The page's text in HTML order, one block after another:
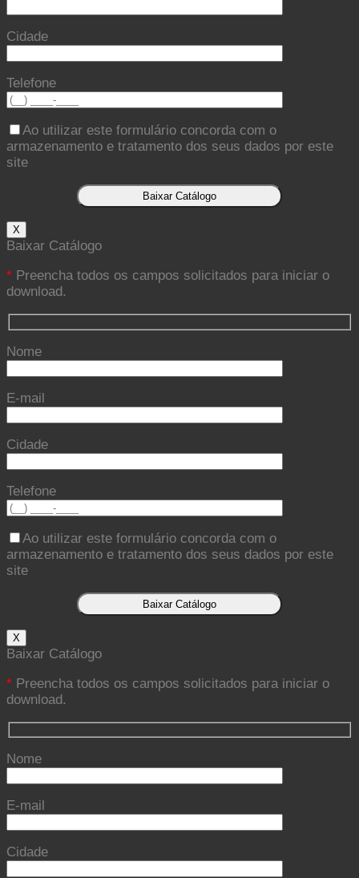
Cidade
Telefone
Ao utilizar este formulário concorda com o
armazenamento e tratamento dos seus dados por este
site
X
Baixar Catálogo
* Preencha todos os campos solicitados para iniciar o
download.
Nome
E-mail
Cidade
Telefone
Ao utilizar este formulário concorda com o
armazenamento e tratamento dos seus dados por este
site
X
Baixar Catálogo
* Preencha todos os campos solicitados para iniciar o
download.
Nome
E-mail
Cidade